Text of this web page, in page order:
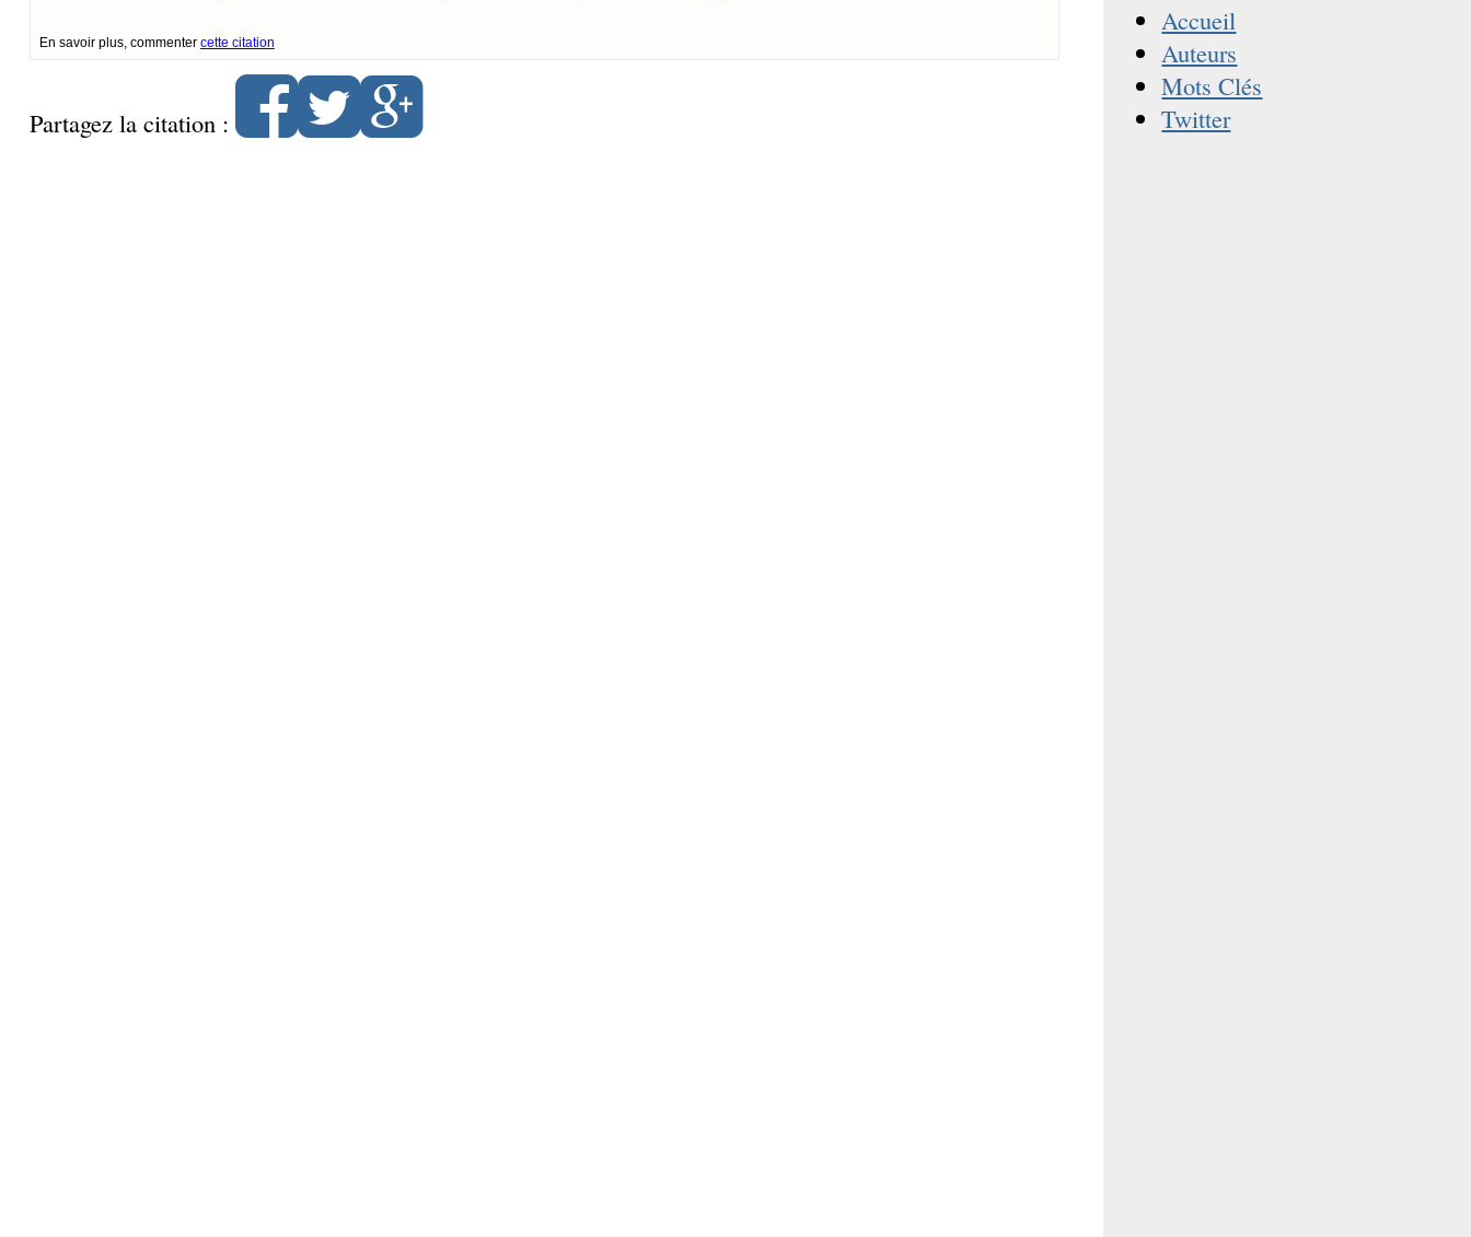
En savoir plus, commenter cette citation
Partagez la citation :
Accueil
Auteurs
Mots Clés
Twitter